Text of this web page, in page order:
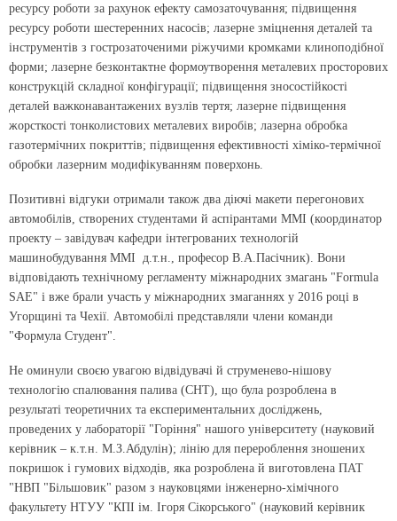
ресурсу роботи за рахунок ефекту самозаточування; підвищення
ресурсу роботи шестеренних насосів; лазерне зміцнення деталей та
інструментів з гострозаточеними ріжучими кромками клиноподібної
форми; лазерне безконтактне формоутворення металевих просторових
конструкцій складної конфігурації; підвищення зносостійкості
деталей важконавантажених вузлів тертя; лазерне підвищення
жорсткості тонколистових металевих виробів; лазерна обробка
газотермічних покриттів; підвищення ефективності хіміко-термічної
обробки лазерним модифікуванням поверхонь.
Позитивні відгуки отримали також два діючі макети перегонових
автомобілів, створених студентами й аспірантами ММІ (координатор
проекту – завідувач кафедри інтегрованих технологій
машинобудування ММІ д.т.н., професор В.А.Пасічник). Вони
відповідають технічному регламенту міжнародних змагань "Formula
SAE" і вже брали участь у міжнародних змаганнях у 2016 році в
Угорщині та Чехії. Автомобілі представляли члени команди
"Формула Студент".
Не оминули своєю увагою відвідувачі й струменево-нішову
технологію спалювання палива (СНТ), що була розроблена в
результаті теоретичних та експериментальних досліджень,
проведених у лабораторії "Горіння" нашого університету (науковий
керівник – к.т.н. М.З.Абдулін); лінію для перероблення зношених
покришок і гумових відходів, яка розроблена й виготовлена ПАТ
"НВП "Більшовик" разом з науковцями інженерно-хімічного
факультету НТУУ "КПІ ім. Ігоря Сікорського" (науковий керівник